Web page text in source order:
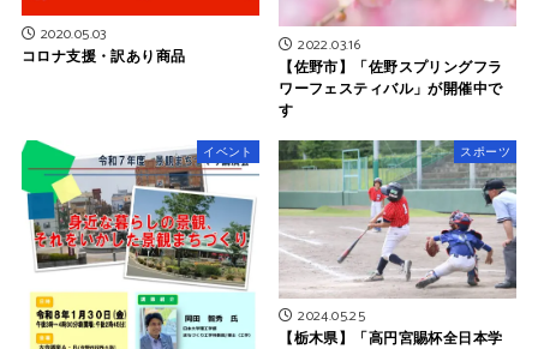
2020.05.03
コロナ支援・訳あり商品 2022.03.16
【佐野市】「佐野スプリングフラ
ワーフェスティバル」が開催中で
す
イベント スポーツ
2024.05.25
【栃木県】「高円宮賜杯全日本学